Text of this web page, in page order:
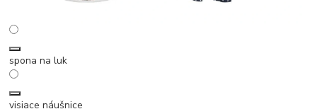
spona na luk
visiace náušnice